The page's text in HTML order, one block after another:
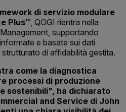
di servizio modulare
Plus™ , QOGI rientra nella
supportando
e basate sui dati
di affidabilità gestita.
come la diagnostica
processi di produzione
sostenibili", ha dichiarato
and Service di John